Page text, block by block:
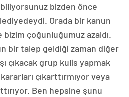
bizden önce
Orada bir kanun
bizim çoğunluğumuz azaldı.
bir talep geldiği zaman diğer
çıkacak grup kulis yapmak
çıkarttırmıyor veya
Ben hepsine şunu